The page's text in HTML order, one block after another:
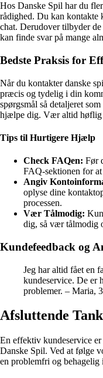
Hos Danske Spil har du
rådighed. Du kan kontakte
chat. Derudover tilbyder
kan finde svar på mange
Bedste Praksis for
Når du kontakter danske
præcis og tydelig i din
spørgsmål så detaljeret
hjælpe dig. Vær altid høflig
Tips til Hurtigere Hjælp
Check FAQen: Før
FAQ-sektionen for at
Angiv
oplyse dine
processen.
Vær Tålmodig:
dig, så vær tålmodig
Kundefeedback og
Jeg har altid fået en
kundeservice. De er
problemer. – Maria,
Afsluttende
En effektiv kundeservice
Danske Spil. Ved at følge
en problemfri og behagelig